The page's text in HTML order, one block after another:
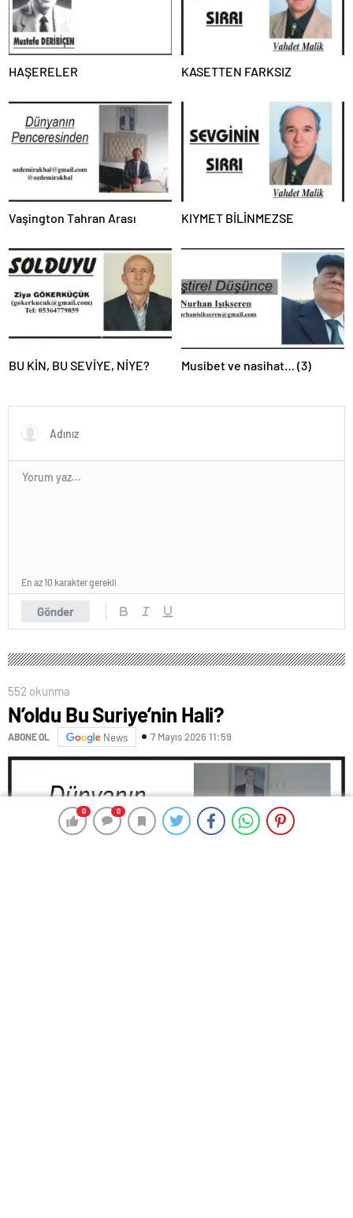
0 0
HAŞERELER KASETTEN FARKSIZ
Vaşington Tahran Arası KIYMET BİLİNMEZSE
BU KİN, BU SEVİYE, NİYE? Musibet ve nasihat… (3)
Gönder
En az 10 karakter gerekli
552 okunma
N’oldu Bu Suriye’nin Hali?
ABONE OL News 7 Mayıs 2026 11:59
0 0